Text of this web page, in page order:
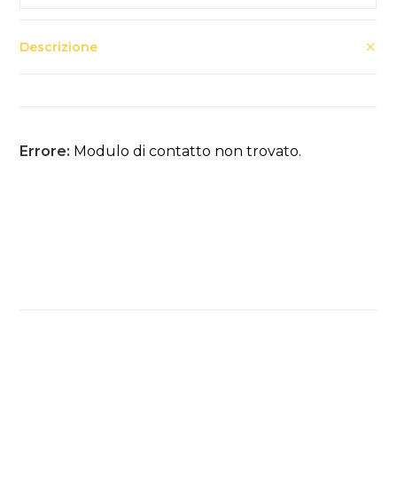
Descrizione
Errore: Modulo di contatto non trovato.